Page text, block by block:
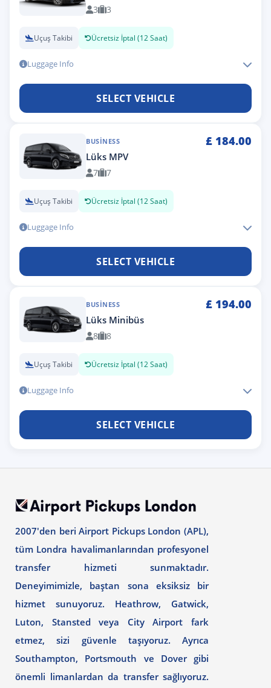
3 3
Uçuş Takibi Ücretsiz İptal (12 Saat)
Luggage Info
SELECT VEHICLE
BUSINESS £ 184.00
Lüks MPV
7 7
Uçuş Takibi Ücretsiz İptal (12 Saat)
Luggage Info
SELECT VEHICLE
BUSINESS £ 194.00
Lüks Minibüs
8 8
Uçuş Takibi Ücretsiz İptal (12 Saat)
Luggage Info
SELECT VEHICLE
2007'den beri Airport Pickups London (APL),
tüm Londra havalimanlarından profesyonel
transfer hizmeti sunmaktadır.
Deneyimimizle, baştan sona eksiksiz bir
hizmet sunuyoruz. Heathrow, Gatwick,
Luton, Stansted veya City Airport fark
etmez, sizi güvenle taşıyoruz. Ayrıca
Southampton, Portsmouth ve Dover gibi
önemli limanlardan da transfer sağlıyoruz.